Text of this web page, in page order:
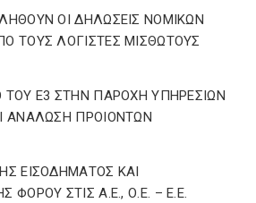
ΟΙ ΔΗΛΩΣΕΙΣ ΝΟΜΙΚΩΝ
ΤΟΥΣ ΛΟΓΙΣΤΕΣ ΜΙΣΘΩΤΟΥΣ
Ε3 ΣΤΗΝ ΠΑΡΟΧΗ ΥΠΗΡΕΣΙΩΝ
ΑΝΑΛΩΣΗ ΠΡΟΙΟΝΤΩΝ
ΕΙΣΟΔΗΜΑΤΟΣ ΚΑΙ
ΦΟΡΟΥ ΣΤΙΣ Α.Ε., Ο.Ε. – Ε.Ε.